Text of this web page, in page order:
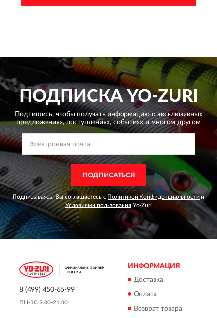
ПОДПИСКАYO-ZURI
Подпишись, чтобы получать информацию о эксклюзивных
предложениях,поступлениях, событиях и многом другом
ПОДПИСАТЬСЯ
Подписываясь, Вы соглашаетесь с Политикой Конфиденциальности и
Условиями пользования Yo-Zuri
8 (499) 450-65-99
ПН-ВС 9:00-21:00
ИНФОРМАЦИЯ
Доставка
Оплата
Возврат товара